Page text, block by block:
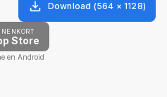
Download (564 × 1128)
Store
en Android